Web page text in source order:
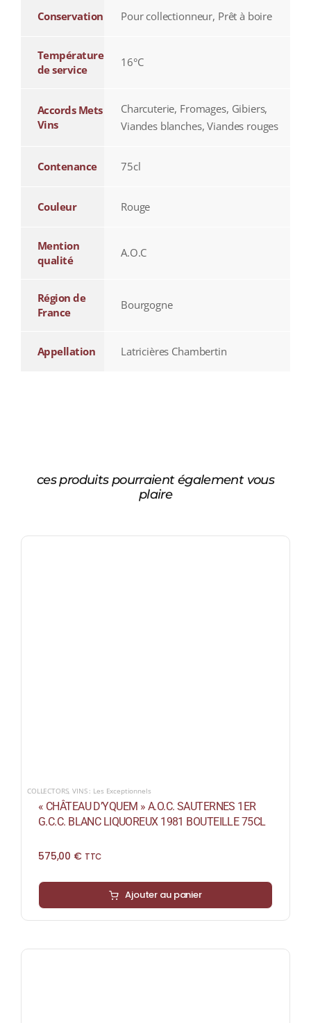
Conservation Pour collectionneur, Prêt à boire
Température
de service
16°C
Accords Mets
Vins
Charcuterie, Fromages, Gibiers,
Viandes blanches, Viandes rouges
Contenance 75cl
Couleur Rouge
Mention
qualité
A.O.C
Région de
France
Bourgogne
Appellation Latricières Chambertin
ces produits pourraient également vous
plaire
COLLECTORS,VINS : Les Exceptionnels
« CHÂTEAU D’YQUEM » A.O.C. SAUTERNES 1ER
G.C.C. BLANC LIQUOREUX 1981 BOUTEILLE 75CL
575,00 € TTC
Ajouter au panier